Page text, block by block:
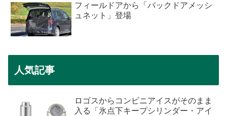
フィールドアから「バックドアメッシ
ュネット」登場
人気記事
ロゴスからコンビニアイスがそのまま
入る「氷点下キープシリンダー・アイ